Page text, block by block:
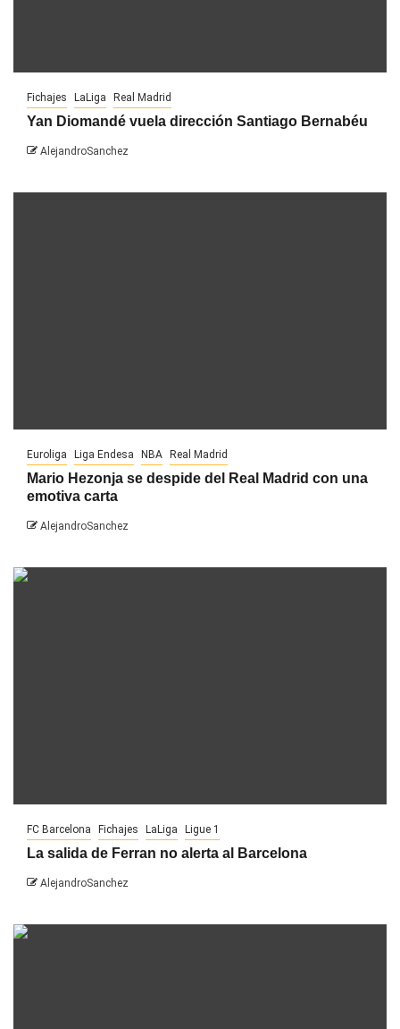
Fichajes LaLiga Real Madrid
Yan Diomandé vuela dirección Santiago Bernabéu
AlejandroSanchez
Euroliga Liga Endesa NBA Real Madrid
Mario Hezonja se despide del Real Madrid con una
emotiva carta
AlejandroSanchez
FC Barcelona Fichajes LaLiga Ligue 1
La salida de Ferran no alerta al Barcelona
AlejandroSanchez